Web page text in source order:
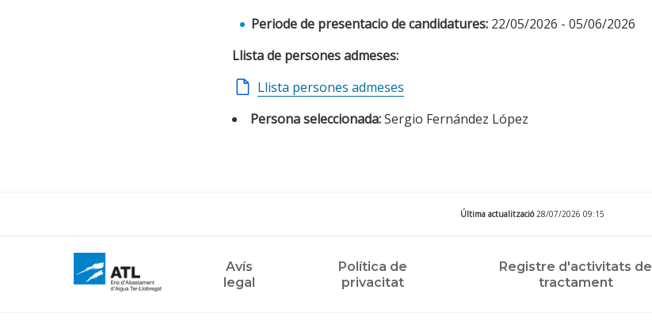
Periode de presentacio de candidatures: 22/05/2026 - 05/06/2026
Llista de persones admeses:
Llista persones admeses
Persona seleccionada:Sergio Fernández López
Última actualització28/07/2026 09:15
Avís
legal
Política de
privacitat
Registre d'activitats de
tractament